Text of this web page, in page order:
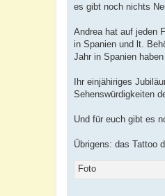
a
es gibt noch nichts
Andrea hat auf jeden
in Spanien und lt.
Jahr in Spanien
Ihr einjähiriges
Sehenswürdigkeiten
Und für euch gibt es
Übrigens: das Tattoo
Foto